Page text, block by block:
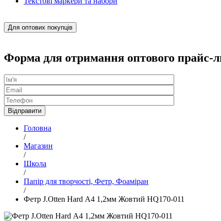
Для оптових покупців
Форма для отримання оптового прайс-
Головна
/
Магазин
/
Школа
/
Папір для творчості, Фетр, Фоаміран
/
Фетр J.Otten Hard А4 1,2мм Жовтий HQ170-011